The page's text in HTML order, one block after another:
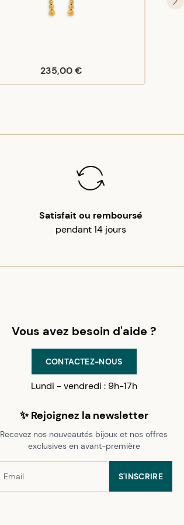
235,00 €
Satisfait ou remboursé
pendant 14 jours
Vous avez besoin d'aide ?
CONTACTEZ-NOUS
Lundi - vendredi : 9h-17h
✨ Rejoignez la newsletter
Recevez nos nouveautés bijoux et nos offres
exclusives en avant-première
S'INSCRIRE